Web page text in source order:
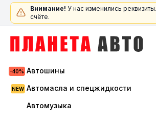
Внимание! У нас изменились
счёте.
Автошины
Автомасла и спецжидкости
Автомузыка